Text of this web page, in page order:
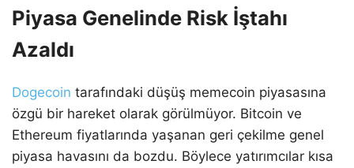
Piyasa Genelinde Risk İştahı
Azaldı
Dogecoin tarafındaki düşüş memecoin piyasasına
özgü bir hareket olarak görülmüyor. Bitcoin ve
Ethereum fiyatlarında yaşanan geri çekilme genel
piyasa havasını da bozdu. Böylece yatırımcılar kısa